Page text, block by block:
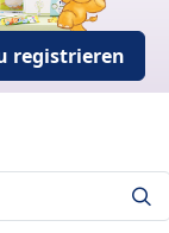
registrieren